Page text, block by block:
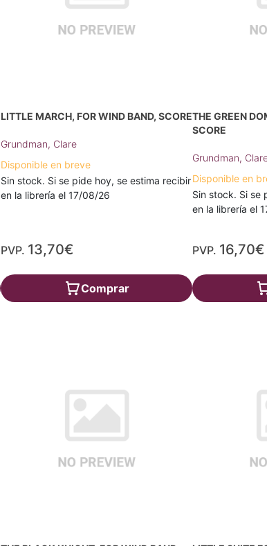
LITTLE MARCH, FOR WIND BAND, SCORE
Grundman, Clare
Disponible en breve
Sin stock. Si se pide hoy, se estima recibir
en la librería el 17/08/26
PVP. 13,70€
Comprar
THE GREEN
SCORE
Grundman,
Disponible en
Sin stock. Si se
en la librería el
PVP. 16,70€